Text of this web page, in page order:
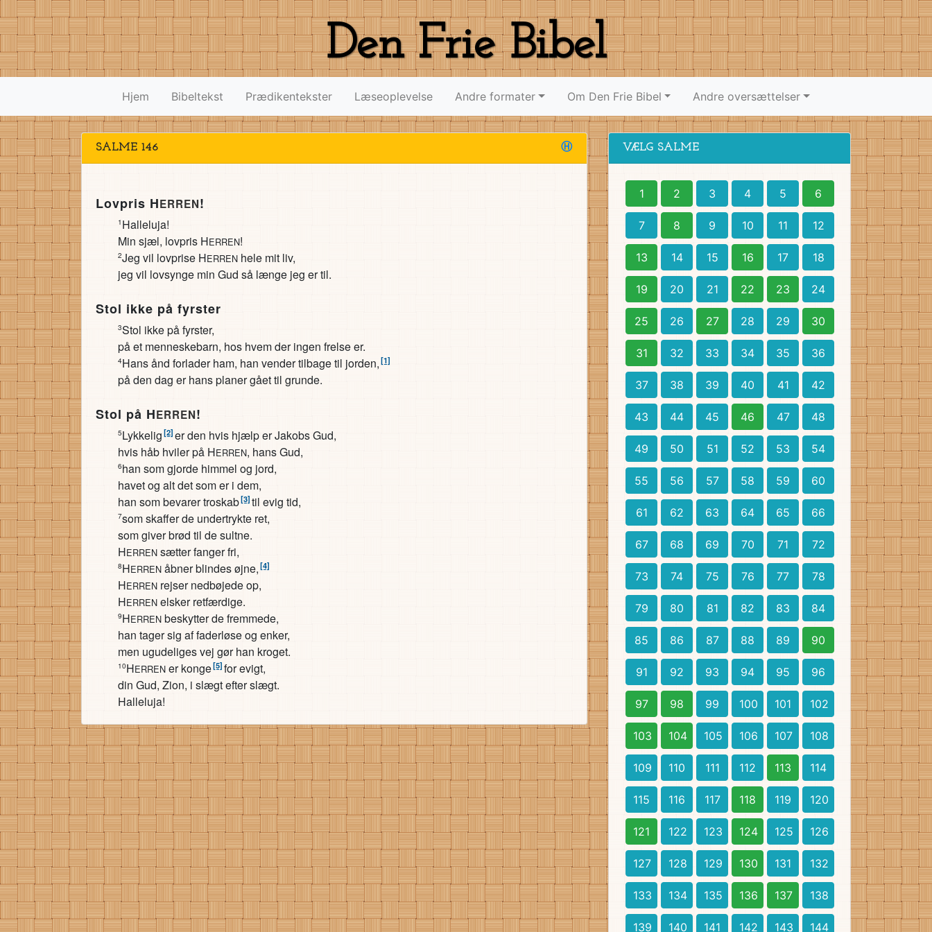
Den Frie Bibel
Hjem Bibeltekst Prædikentekster Læseoplevelse Andre formater Om Den Frie Bibel Andre oversættelser
SALME 146 Ⓗ
Lovpris HERREN!
1 Halleluja!
Min sjæl, lovpris HERREN!
2Jeg vil lovprise HERREN hele mit liv,
jeg vil lovsynge min Gud så længe jeg er til.
Stol ikke på fyrster
3Stol ikke på fyrster,
på et menneskebarn, hos hvem der ingen frelse er.
4Hans ånd forlader ham, han vender tilbage til jorden,[1]
på den dag er hans planer gået til grunde.
Stol på HERREN!
5Lykkelig[2]er den hvis hjælp er Jakobs Gud,
hvis håb hviler på HERREN, hans Gud,
6han som gjorde himmel og jord,
havet og alt det som er i dem,
han som bevarer troskab[3]til evig tid,
7som skaffer de undertrykte ret,
som giver brød til de sultne.
HERREN sætter fanger fri,
8HERREN åbner blindes øjne,[4]
HERREN rejser nedbøjede op,
HERREN elsker retfærdige.
9HERREN beskytter de fremmede,
han tager sig af faderløse og enker,
men ugudeliges vej gør han kroget.
10HERREN er konge[5]for evigt,
din Gud, Zion, i slægt efter slægt.
Halleluja!
VÆLG SALME
1 2 3 4 5 6
7 8 9 10 11 12
13 14 15 16 17 18
19 20 21 22 23 24
25 26 27 28 29 30
31 32 33 34 35 36
37 38 39 40 41 42
43 44 45 46 47 48
49 50 51 52 53 54
55 56 57 58 59 60
61 62 63 64 65 66
67 68 69 70 71 72
73 74 75 76 77 78
79 80 81 82 83 84
85 86 87 88 89 90
91 92 93 94 95 96
97 98 99 100 101 102
103 104 105 106 107 108
109 110 111 112 113 114
115 116 117 118 119 120
121 122 123 124 125 126
127 128 129 130 131 132
133 134 135 136 137 138
139 140 141 142 143 144